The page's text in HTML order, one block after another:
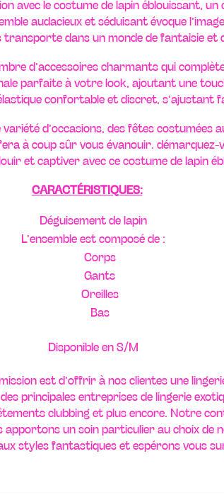
avec le costume de lapin éblouissant,
audacieux et séduisant évoque
transporte dans un monde de fantaisie et
d’accessoires charmants qui
parfaite à votre look, ajoutant une
confortable et discret, s’ajustant
d’occasions, des fêtes costumées
à coup sûr vous évanouir.
et captiver avec ce costume de lapin
CARACTÉRISTIQUES:
Déguisement de lapin
L’ensemble est composé de :
Corps
Gants
Oreilles
Bas
Disponible en S/M
est d’offrir à nos clientes une
principales entreprises de lingerie
clubbing et plus encore. Notre
un soin particulier au choix
styles fantastiques et espérons vous